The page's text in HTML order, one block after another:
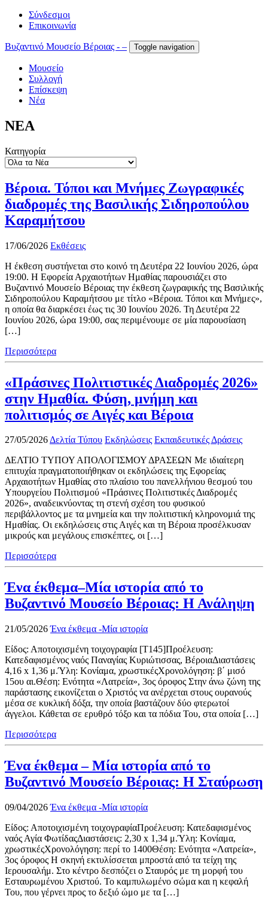
Σύνδεσμοι
Επικοινωνία
Βυζαντινό Μουσείο Βέροιας - – Toggle navigation
Μουσείο
Συλλογή
Επίσκεψη
Νέα
ΝΕΑ
Κατηγορία
Βέροια. Τόποι και Μνήμες Ζωγραφικές
διαδρομές της Βασιλικής Σιδηροπούλου
Καραμήτσου
17/06/2026 Εκθέσεις
Η έκθεση συστήνεται στο κοινό τη Δευτέρα 22 Ιουνίου 2026, ώρα
19:00. Η Εφορεία Αρχαιοτήτων Ημαθίας παρουσιάζει στο
Βυζαντινό Μουσείο Βέροιας την έκθεση ζωγραφικής της Βασιλικής
Σιδηροπούλου Καραμήτσου με τίτλο «Βέροια. Τόποι και Μνήμες»,
η οποία θα διαρκέσει έως τις 30 Ιουνίου 2026. Τη Δευτέρα 22
Ιουνίου 2026, ώρα 19:00, σας περιμένουμε σε μία παρουσίαση
[…]
Περισσότερα
«Πράσινες Πολιτιστικές Διαδρομές 2026»
στην Ημαθία. Φύση, μνήμη και
πολιτισμός σε Αιγές και Βέροια
27/05/2026Δελτία Τύπου Εκδηλώσεις Εκπαιδευτικές Δράσεις
ΔΕΛΤΙΟ ΤΥΠΟΥ ΑΠΟΛΟΓΙΣΜΟΥ ΔΡΑΣΕΩΝ Με ιδιαίτερη
επιτυχία πραγματοποιήθηκαν οι εκδηλώσεις της Εφορείας
Αρχαιοτήτων Ημαθίας στο πλαίσιο του πανελλήνιου θεσμού του
Υπουργείου Πολιτισμού «Πράσινες Πολιτιστικές Διαδρομές
2026», αναδεικνύοντας τη στενή σχέση του φυσικού
περιβάλλοντος με τα μνημεία και την πολιτιστική κληρονομιά της
Ημαθίας. Οι εκδηλώσεις στις Αιγές και τη Βέροια προσέλκυσαν
μικρούς και μεγάλους επισκέπτες, οι […]
Περισσότερα
Ένα έκθεμα–Μία ιστορία από το
Βυζαντινό Μουσείο Βέροιας: Η Ανάληψη
21/05/2026 Ένα έκθεμα -Μία ιστορία
Είδος: Αποτοιχισμένη τοιχογραφία [Τ145]Προέλευση:
Κατεδαφισμένος ναός Παναγίας Κυριώτισσας, ΒέροιαΔιαστάσεις
4,16 x 1,36 μ.Ύλη: Κονίαμα, χρωστικέςΧρονολόγηση: β΄ μισό
15ου αι.Θέση: Ενότητα «Λατρεία», 3ος όροφος Στην άνω ζώνη της
παράστασης εικονίζεται ο Χριστός να ανέρχεται στους ουρανούς
μέσα σε κυκλική δόξα, την οποία βαστάζουν δύο φτερωτοί
άγγελοι. Κάθεται σε ερυθρό τόξο και τα πόδια Του, στα οποία […]
Περισσότερα
Ένα έκθεμα – Μία ιστορία από το
Βυζαντινό Μουσείο Βέροιας: Η Σταύρωση
09/04/2026 Ένα έκθεμα -Μία ιστορία
Είδος: Αποτοιχισμένη τοιχογραφίαΠροέλευση: Κατεδαφισμένος
ναός Αγία ΦωτίδαςΔιαστάσεις: 2,30 x 1,34 μ.Ύλη: Κονίαμα,
χρωστικέςΧρονολόγηση: περί το 1400Θέση: Ενότητα «Λατρεία»,
3ος όροφος Η σκηνή εκτυλίσσεται μπροστά από τα τείχη της
Ιερουσαλήμ. Στο κέντρο δεσπόζει ο Σταυρός με τη μορφή του
Εσταυρωμένου Χριστού. Το καμπυλωμένο σώμα και η κεφαλή
Του, που γέρνει προς το δεξιό ώμο με τα […]